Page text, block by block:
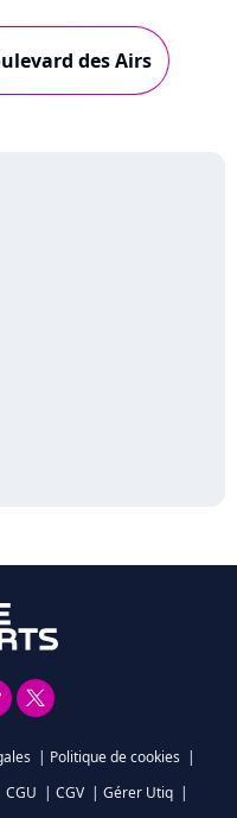
des Airs
| Politique de cookies |
CGU | CGV | Gérer Utiq |